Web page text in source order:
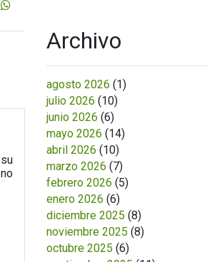
Archivo
agosto 2026 (1)
julio 2026 (10)
junio 2026 (6)
mayo 2026 (14)
abril 2026 (10)
marzo 2026 (7)
febrero 2026 (5)
enero 2026 (6)
diciembre 2025 (8)
noviembre 2025 (8)
octubre 2025 (6)